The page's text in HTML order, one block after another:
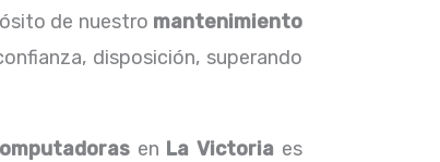
de nuestro mantenimiento
disposición, superando
en La Victoria es